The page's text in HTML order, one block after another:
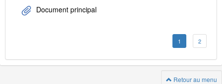
Document principal
1 2
Retour au menu